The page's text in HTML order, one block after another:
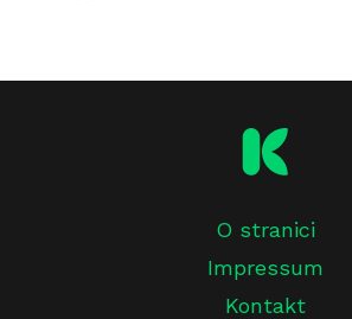
O stranici
Impressum
Kontakt